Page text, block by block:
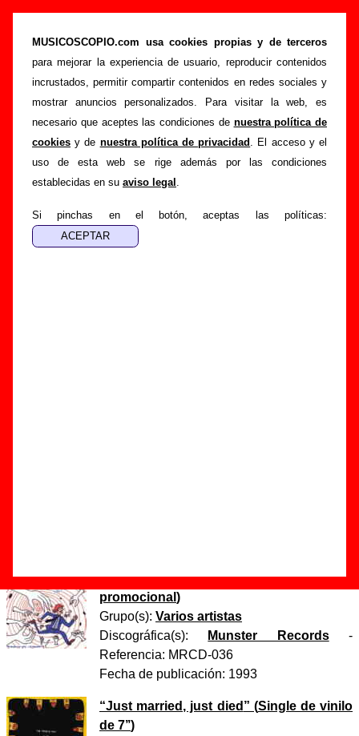
MUSICOSCOPIO.com usa cookies propias y de terceros
para mejorar la experiencia de usuario, reproducir contenidos
incrustados, permitir compartir contenidos en redes sociales y
mostrar anuncios personalizados. Para visitar la web, es
necesario que aceptes las condiciones de nuestra política de
cookies y de nuestra política de privacidad . El acceso y el
uso de esta web se rige además por las condiciones
establecidas en su aviso legal .
Si pinchas en el botón, aceptas las políticas:
“Old glory”, canción de The Pribata Idaho
(Letra e información)
Portada >The Pribata Idaho > Canciones >Old glory
Esta página pretende recopilar todo tipo de información
sobre lacanción "Old glory" interpretada porThe Pribata
Idaho. Además de su letra, también aparecerá información
sobre el autor o los autores, sobre los discos en los que está
incluido este tema, sobre la grabación del mismo, sobre
tienes información adicional, puedes ayudar acompletar
esta información.
“Munster Records - Gonna get you!” (CD
promocional )
Grupo(s): Varios artistas
Discográfica(s):
Munster Records-
Referencia: MRCD-036
Fecha de publicación: 1993
“Just married, just died ” (Single de vinilo
de 7’’)